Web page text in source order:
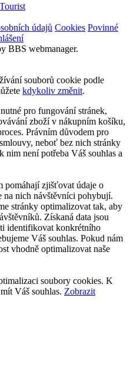
údajů Cookies Povinné
souborů cookie podle
kdykoliv změnit.
pro fungování stránek,
zboží v nákupním košíku,
Právním důvodem pro
neboť bez nich stránky
nim není potřeba Váš souhlas a
pomáhají zjišťovat údaje o
na nich návštěvníci pohybují.
stránky optimalizovat tak, aby
Získaná data jsou
identifikovat konkrétního
Váš souhlas. Pokud nám
vhodně optimalizovat naše
soubory cookies. K
Váš souhlas. Zobrazit